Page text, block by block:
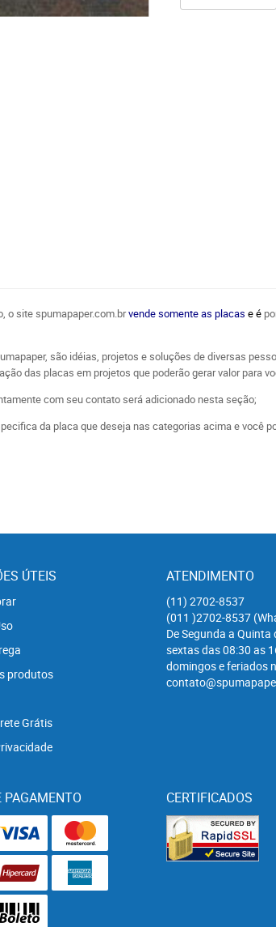
o site spumapaper.com.brvende somente as placas e é
são idéias, projetos e soluções de diversas
das placas em projetos que poderão gerar valor para
com seu contato será adicionado nesta seção;
da placa que deseja nas categorias acima e você
ÚTEIS
produtos
Grátis
ATENDIMENTO
(11) 2702-8537
(011 )2702-8537
De Segunda a
sextas das 08:30 as
domingos e feriados
PAGAMENTO CERTIFICADOS